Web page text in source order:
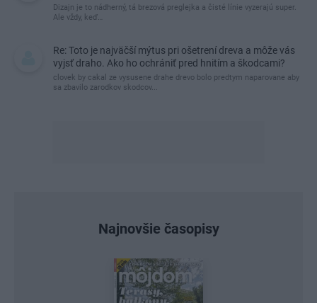
Dizajn je to nádherný, tá brezová preglejka a čisté línie vyzerajú super.
Ale vždy, keď…
Re: Toto je najväčší mýtus pri ošetrení dreva a môže vás
vyjsť draho. Ako ho ochrániť pred hnitím a škodcami?
clovek by cakal ze vysusene drahe drevo bolo predtym naparovane aby
sa zbavilo zarodkov skodcov...
Najnovšie časopisy